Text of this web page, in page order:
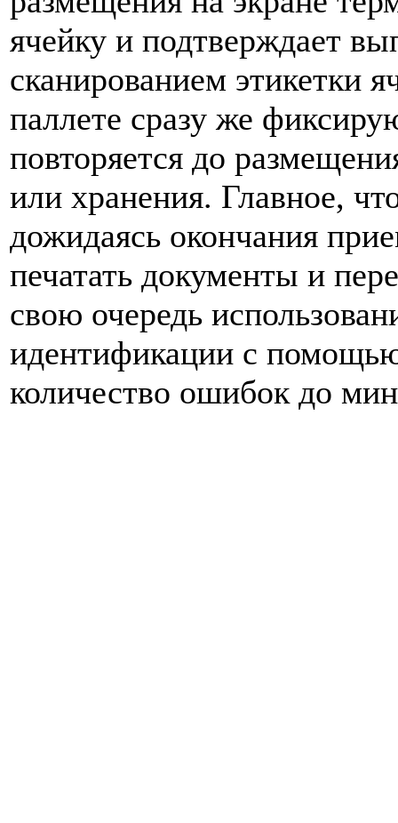
ячейку и подтверждает
сканированием этикетки
паллете сразу же
повторяется до
или хранения. Главное,
дожидаясь окончания
печатать документы и
свою очередь
идентификации с
количество ошибок до